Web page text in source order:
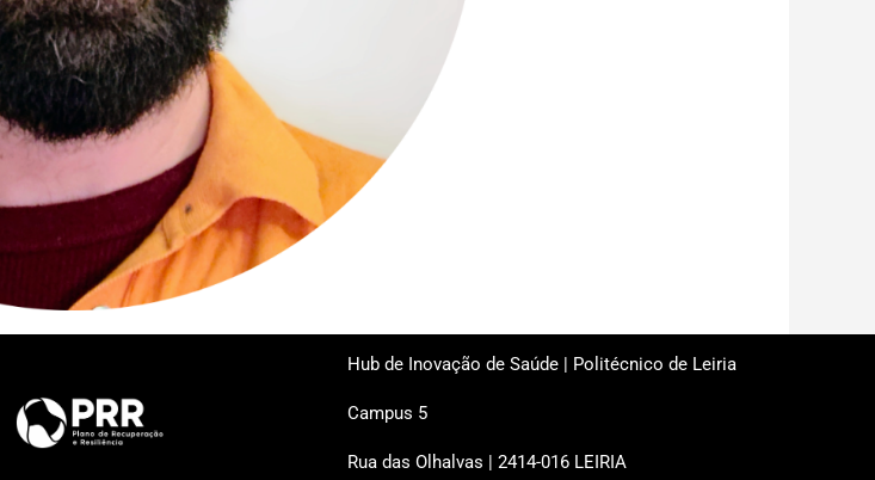
Hub de Inovação de Saúde | Politécnico de Leiria
Campus 5
Rua das Olhalvas | 2414-016 LEIRIA